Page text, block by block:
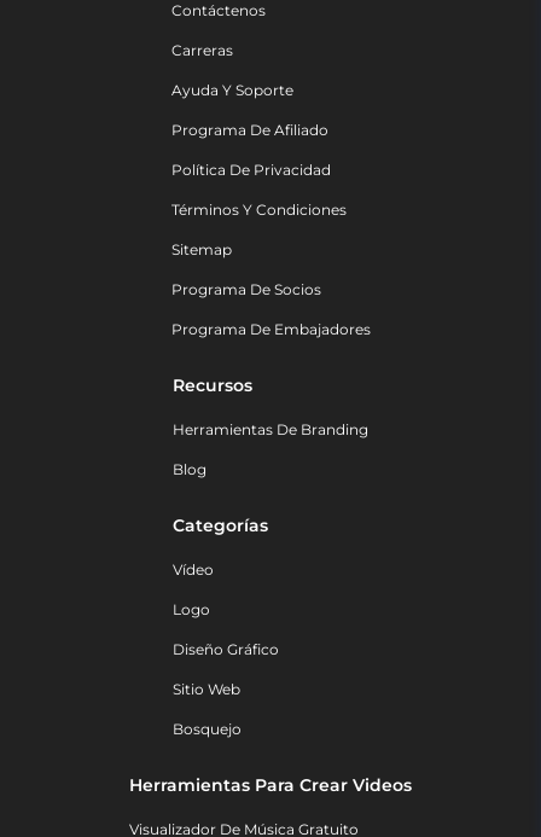
Contáctenos
Carreras
Ayuda Y Soporte
Programa De Afiliado
Política De Privacidad
Términos Y Condiciones
Sitemap
Programa De Socios
Programa De Embajadores
Recursos
Herramientas De Branding
Blog
Categorías
Vídeo
Logo
Diseño Gráfico
Sitio Web
Bosquejo
Herramientas Para Crear Videos
Visualizador De Música Gratuito